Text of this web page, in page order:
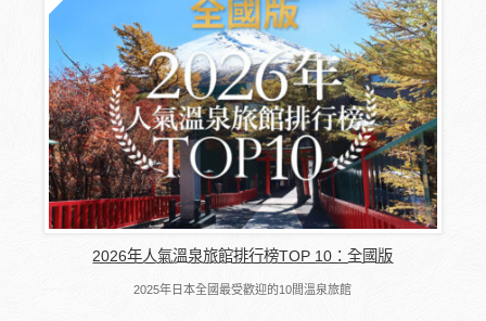
2026年人氣溫泉旅館排行榜TOP 10：全國版
2025年日本全國最受歡迎的10間溫泉旅館